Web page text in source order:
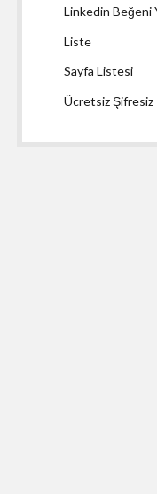
Linkedin Beğeni
Liste
Sayfa Listesi
Ücretsiz